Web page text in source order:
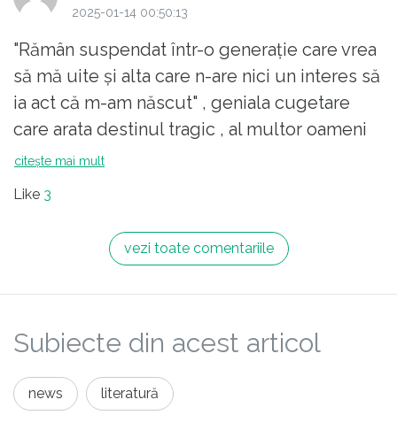
2025-01-14 00:50:13
"Rămân suspendat într-o generație care vrea
să mă uite și alta care n-are nici un interes să
ia act că m-am născut" , geniala cugetare
care arata destinul tragic , al multor oameni
buni intre comunism si post-comunista
citește mai mult
Like 3
vezi toate comentariile
Subiecte din acest articol
news literatură